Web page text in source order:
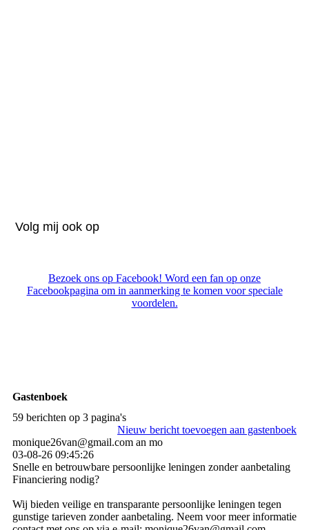
Volg mij ook op
Bezoek ons op Facebook! Word een fan op onze
Facebookpagina om in aanmerking te komen voor speciale
voordelen.
Gastenboek
59 berichten op 3 pagina's
Nieuw bericht toevoegen aan gastenboek
monique26van@gmail.com an mo
03-08-26 09:45:26
Snelle en betrouwbare persoonlijke leningen zonder aanbetaling
Financiering nodig?
Wij bieden veilige en transparante persoonlijke leningen tegen
gunstige tarieven zonder aanbetaling. Neem voor meer informatie